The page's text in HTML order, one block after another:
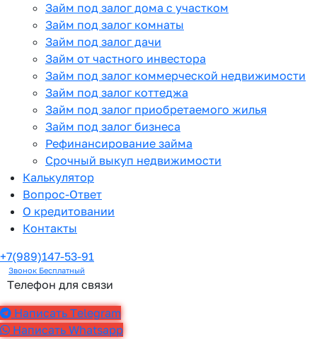
Займ под залог дома с участком
Займ под залог комнаты
Займ под залог дачи
Займ от частного инвестора
Займ под залог коммерческой недвижимости
Займ под залог коттеджа
Займ под залог приобретаемого жилья
Займ под залог бизнеса
Рефинансирование займа
Срочный выкуп недвижимости
Калькулятор
Вопрос-Ответ
О кредитовании
Контакты
+7(989)147-53-91
Звонок Бесплатный
Телефон для связи
Написать Telegram
Написать Whatsapp